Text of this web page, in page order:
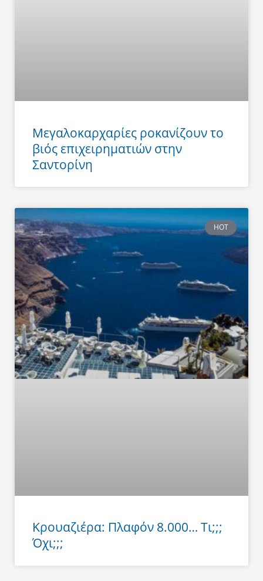
Μεγαλοκαρχαρίες ροκανίζουν το
βιός επιχειρηματιών στην
Σαντορίνη
HOT
Κρουαζιέρα: Πλαφόν 8.000… Τι;;;
Όχι;;;